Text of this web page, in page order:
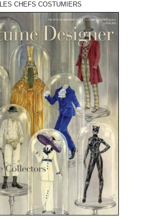
LES CHEFS COSTUMIERS